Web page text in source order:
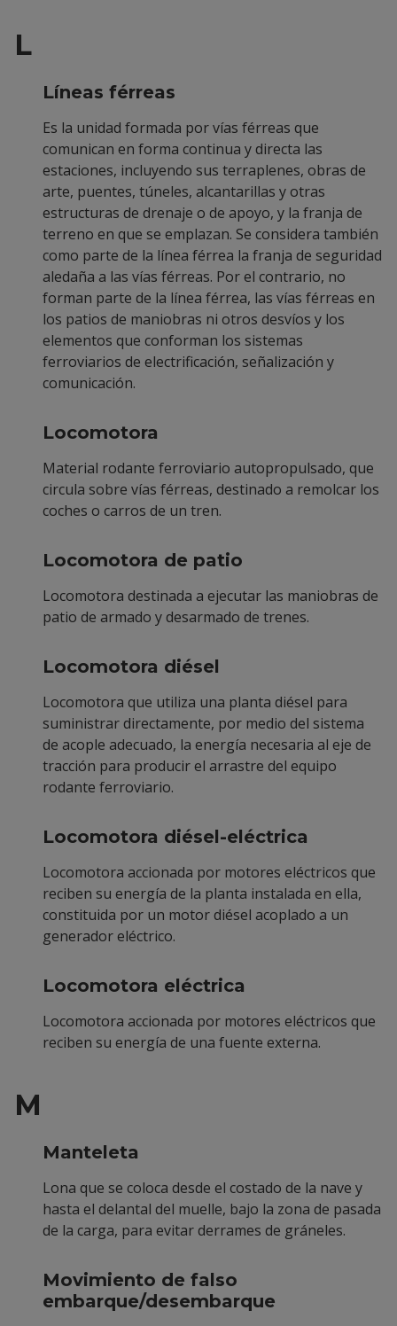
L
Líneas férreas
Es la unidad formada por vías férreas que
comunican en forma continua y directa las
estaciones, incluyendo sus terraplenes, obras de
arte, puentes, túneles, alcantarillas y otras
estructuras de drenaje o de apoyo, y la franja de
terreno en que se emplazan. Se considera también
como parte de la línea férrea la franja de seguridad
aledaña a las vías férreas. Por el contrario, no
forman parte de la línea férrea, las vías férreas en
los patios de maniobras ni otros desvíos y los
elementos que conforman los sistemas
ferroviarios de electrificación, señalización y
comunicación.
Locomotora
Material rodante ferroviario autopropulsado, que
circula sobre vías férreas, destinado a remolcar los
coches o carros de un tren.
Locomotora de patio
Locomotora destinada a ejecutar las maniobras de
patio de armado y desarmado de trenes.
Locomotora diésel
Locomotora que utiliza una planta diésel para
suministrar directamente, por medio del sistema
de acople adecuado, la energía necesaria al eje de
tracción para producir el arrastre del equipo
rodante ferroviario.
Locomotora diésel-eléctrica
Locomotora accionada por motores eléctricos que
reciben su energía de la planta instalada en ella,
constituida por un motor diésel acoplado a un
generador eléctrico.
Locomotora eléctrica
Locomotora accionada por motores eléctricos que
reciben su energía de una fuente externa.
M
Manteleta
Lona que se coloca desde el costado de la nave y
hasta el delantal del muelle, bajo la zona de pasada
de la carga, para evitar derrames de gráneles.
Movimiento de falso
embarque/desembarque